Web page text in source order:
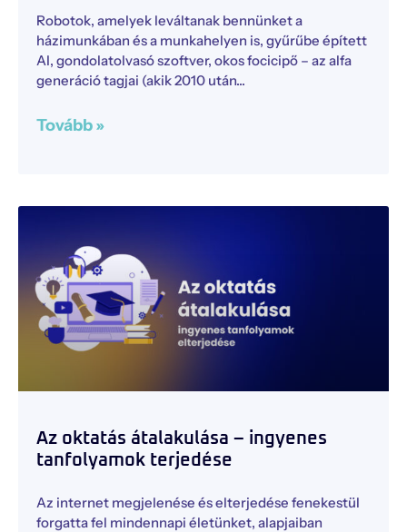
Robotok, amelyek leváltanak bennünket a
házimunkában és a munkahelyen is, gyűrűbe épített
AI, gondolatolvasó szoftver, okos focicipő – az alfa
generáció tagjai (akik 2010 után
Tovább »
Az oktatás átalakulása – ingyenes
tanfolyamok terjedése
Az internet megjelenése és elterjedése fenekestül
forgatta fel mindennapi életünket, alapjaiban